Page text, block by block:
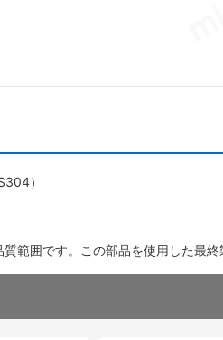
）
範囲です。この部品を使用した最